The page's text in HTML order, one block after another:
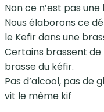
Non ce n’est pas
Nous élaborons ce
le Kefir dans une
Certains brassent de
brasse du kéfir.
Pas d’alcool, pas de
vit le même kif